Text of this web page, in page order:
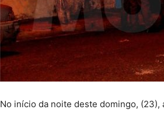
No início da noite deste domingo,